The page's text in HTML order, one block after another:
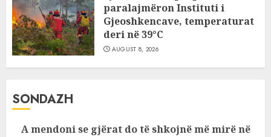
paralajmëron Instituti i
Gjeoshkencave, temperaturat
deri në 39°C
AUGUST 8, 2026
SONDAZH
A mendoni se gjërat do të shkojnë më mirë në